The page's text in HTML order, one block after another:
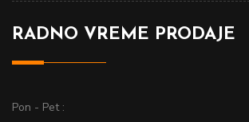
RADNO VREME PRODAJE
Pon - Pet :